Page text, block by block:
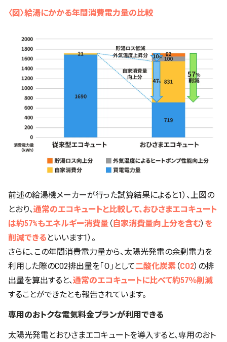
〈図〉給湯にかかる年間消費電力量の比較
️前述の給湯機メーカーが行った試算結果によると1）、上図の
とおり、通常のエコキュートと比較して、おひさまエコキュート
は約57%もエネルギー消費量 （ 自家消費量向上分を含む） を
削減できる といいます1）。
さらに、この年間消費電力量から、太陽光発電の余剰電力を
利用した際のCO2排出量を「０」として二酸化炭素 （CO2）の排
出量を算出すると、通常のエコキュートに比べて約57％削減
することができたとも報告されています。
専用のおトクな電気料金プランが利用できる
太陽光発電とおひさまエコキュートを導入すると、専用のおト